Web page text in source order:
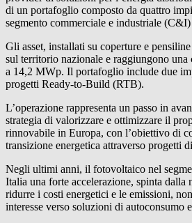
di un portafoglio composto da quattro
segmento commerciale e industriale
Gli asset, installati su coperture e
sul territorio nazionale e raggiungono una
a 14,2 MWp. Il portafoglio include due
progetti Ready-to-Build (RTB).
L’operazione rappresenta un passo in
strategia di valorizzare e ottimizzare il
rinnovabile in Europa, con l’obiettivo di
transizione energetica attraverso progetti
Negli ultimi anni, il fotovoltaico nel
Italia una forte accelerazione, spinta dalla
ridurre i costi energetici e le emissioni,
interesse verso soluzioni di autoconsumo